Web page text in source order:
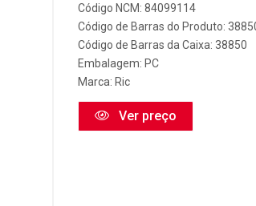
Código NCM: 84099114
Código de Barras do Produto:
Código de Barras da Caixa: 38850
Embalagem: PC
Marca: Ric
Ver preço